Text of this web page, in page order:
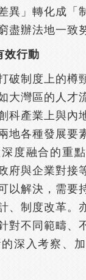
異」轉化成「
盡辦法地一致
效行動
破制度上的樽
大灣區的人才
科產業上與內
地各種發展要
度融合的重
府與企業對接
以解決，需要
、制度改革。
對不同範疇、
深入考察、